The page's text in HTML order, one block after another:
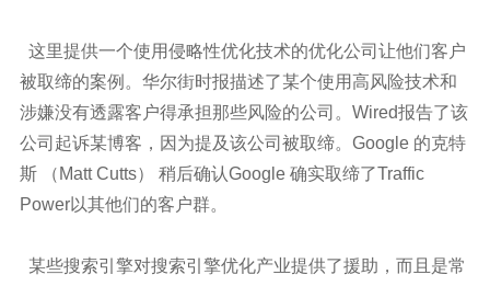
这里提供一个使用侵略性优化技术的优化公司让他们客户
被取缔的案例。华尔街时报描述了某个使用高风险技术和
涉嫌没有透露客户得承担那些风险的公司。Wired报告了该
公司起诉某博客，因为提及该公司被取缔。Google 的克特
斯 （Matt Cutts） 稍后确认Google 确实取缔了Traffic
Power以其他们的客户群。
某些搜索引擎对搜索引擎优化产业提供了援助，而且是常